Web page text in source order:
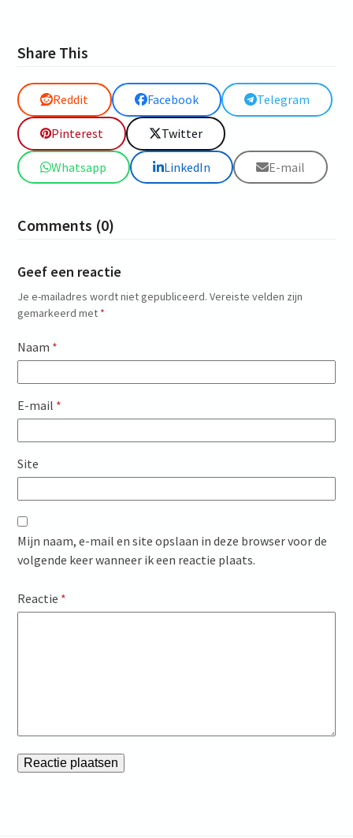
Share This
Reddit Facebook Telegram
Pinterest Twitter
Whatsapp LinkedIn E-mail
Comments (0)
Geef een reactie
Je e-mailadres wordt niet gepubliceerd. Vereiste velden zijn
gemarkeerd met *
Naam *
E-mail *
Site
Mijn naam, e-mail en site opslaan in deze browser voor de
volgende keer wanneer ik een reactie plaats.
Reactie *